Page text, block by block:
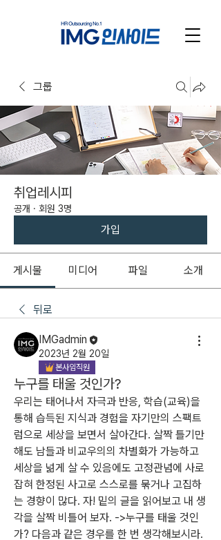
그룹
취업레시피
공개 · 회원 3명
가입
게시물 미디어 파일 소개
뒤로
IMGadmin
2023년 2월 20일
본사임직원
누구를 태울 것인가?
우리는 태어나서 자극과 반응, 학습(교육)을
통해 습득된 지식과 경험을 자기만의 스팩트
럼으로 세상을 보면서 살아간다. 살짝 틀기만
해도 남들과 비교우의의 차별화가 가능하고
세상을 넒게 살 수 있음에도 고정관념에 사로
잡혀 한정된 사고로 스스로를 묶거나 고집하
는 경향이 많다. 자! 밑의 글을 읽어보고 내 생
각을 살짝 비틀어 보자. ->누구를 태울 것인
가? 다음과 같은 경우를 한 번 생각해보시라.